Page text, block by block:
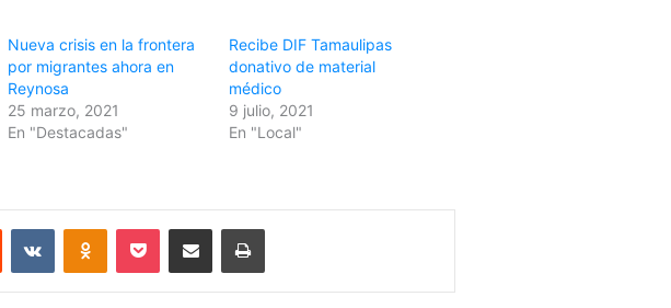
Nueva crisis en la frontera
por migrantes ahora en
Reynosa
25 marzo, 2021
En "Destacadas"
Recibe DIF Tamaulipas
donativo de material
médico
9 julio, 2021
En "Local"